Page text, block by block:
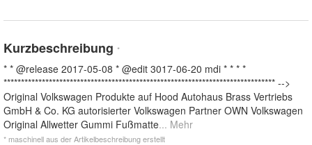
Kurzbeschreibung *
* * @release 2017-05-08 * @edit 3017-06-20 mdi * * * *
****************************************************************************** -->
Original Volkswagen Produkte auf Hood Autohaus Brass Vertriebs
GmbH & Co. KG autorisierter Volkswagen Partner OWN Volkswagen
Original Allwetter Gummi Fußmatte... Mehr
* maschinell aus der Artikelbeschreibung erstellt